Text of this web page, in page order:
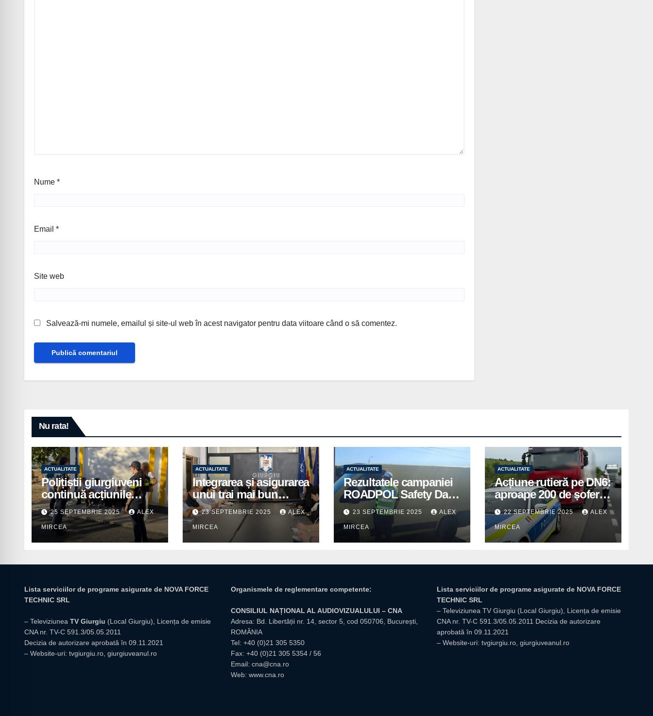
Nume *
Email *
Site web
Salvează-mi numele, emailul și site-ul web în acest navigator pentru data viitoare când o să comentez.
Nu rata!
ACTUALITATE
Polițiștii giurgiuveni
continuă acțiunile
preventive în școli
25 SEPTEMBRIE 2025 ALEX
MIRCEA
ACTUALITATE
Integrarea și asigurarea
unui trai mai bun
pentru cetățenii romi,
prioritate pentru
instituțiile publice
giurgiuvene
23 SEPTEMBRIE 2025 ALEX
MIRCEA
ACTUALITATE
Rezultatele campaniei
ROADPOL Safety Days
– o zi fără decese în
trafic
23 SEPTEMBRIE 2025 ALEX
MIRCEA
ACTUALITATE
Acțiune rutieră pe DN6:
aproape 200 de șoferi
amendați de polițiștii
din Mihăilești
22 SEPTEMBRIE 2025 ALEX
MIRCEA
Lista serviciilor de programe asigurate de NOVA FORCE
TECHNIC SRL
– Televiziunea TV Giurgiu (Local Giurgiu), Licența de emisie
CNA nr. TV-C 591.3/05.05.2011
Decizia de autorizare aprobată în 09.11.2021
– Website-uri: tvgiurgiu.ro giurgiuveanul.ro
Organismele de reglementare competente:
CONSILIUL NAȚIONAL AL AUDIOVIZUALULUI – CNA
Adresa: Bd. Libertății nr. 14, sector 5, cod 050706, București,
ROMÂNIA
Tel: +40 (0)21 305 5350
Fax: +40 (0)21 305 5354 / 56
Email: cna@cna.ro
Web: www.cna.ro
Lista serviciilor de programe asigurate de NOVA FORCE
TECHNIC SRL
– Televiziunea TV Giurgiu (Local Giurgiu), Licența de emisie
CNA nr. TV-C 591.3/05.05.2011 Decizia de autorizare
aprobată în 09.11.2021
– Website-uri: tvgiurgiu.ro, giurgiuveanul.ro